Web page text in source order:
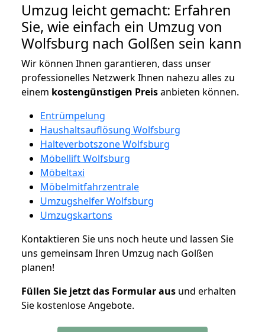
Umzug leicht gemacht: Erfahren
Sie, wie einfach ein Umzug von
Wolfsburg nach Golßen sein kann
Wir können Ihnen garantieren, dass unser
professionelles Netzwerk Ihnen nahezu alles zu
einem kostengünstigen Preisanbieten können.
Entrümpelung
Haushaltsauflösung Wolfsburg
Halteverbotszone Wolfsburg
Möbellift Wolfsburg
Möbeltaxi
Möbelmitfahrzentrale
Umzugshelfer Wolfsburg
Umzugskartons
Kontaktieren Sie uns noch heute und lassen Sie
uns gemeinsam Ihren Umzug nach Golßen
planen!
Füllen Sie jetzt das Formular aus und erhalten
Sie kostenlose Angebote.